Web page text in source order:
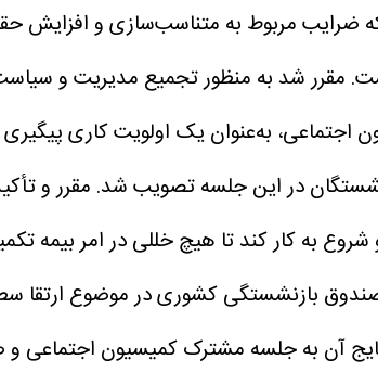
ضرایب مربوط به متناسب‌سازی و افزایش
مقرر شد به منظور تجمیع مدیریت و
به‌عنوان یک اولویت کاری
در این جلسه تصویب شد. مقرر و
کار کند تا هیچ خللی در امر بیمه
بازنشستگی کشوری در موضوع ارتقا